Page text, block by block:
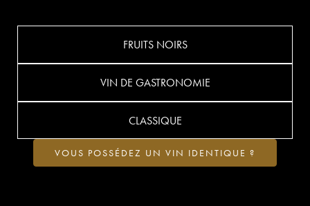
FRUITS NOIRS
VIN DE GASTRONOMIE
CLASSIQUE
VOUS POSSÉDEZ UN VIN IDENTIQUE ?